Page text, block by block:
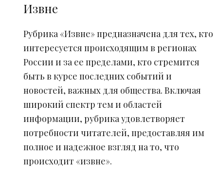
Извне
Рубрика «Извне» предназначена для тех, кто
интересуется происходящим в регионах
России и за ее пределами, кто стремится
быть в курсе последних событий и
новостей, важных для общества. Включая
широкий спектр тем и областей
информации, рубрика удовлетворяет
потребности читателей, предоставляя им
полное и надежное взгляд на то, что
происходит «извне».